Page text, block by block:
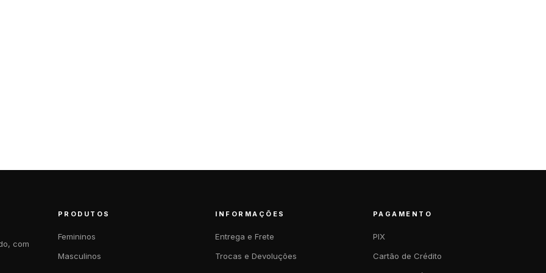
com
PRODUTOS
Femininos
Masculinos
INFORMAÇÕES
Entrega e Frete
Trocas e Devoluções
PAGAMENTO
PIX
Cartão de Crédito